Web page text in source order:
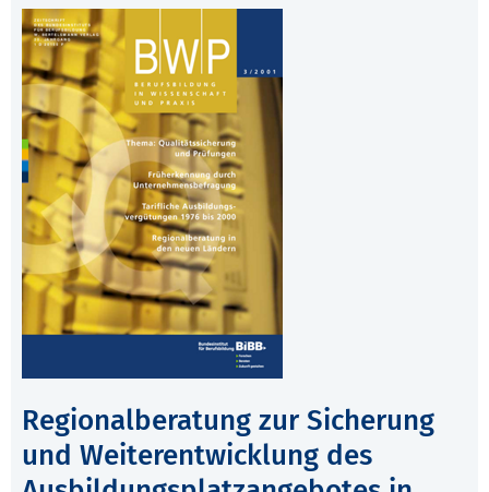
Regionalberatung zur Sicherung
und Weiterentwicklung des